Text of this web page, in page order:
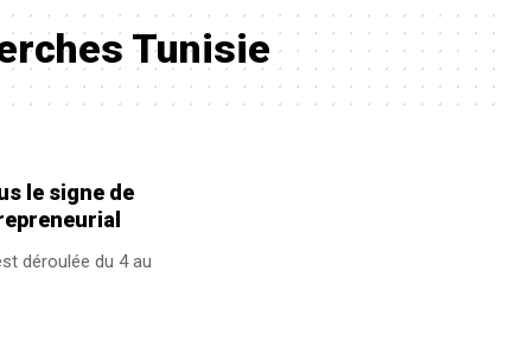
Tunisie
le signe de
déroulée du 4 au